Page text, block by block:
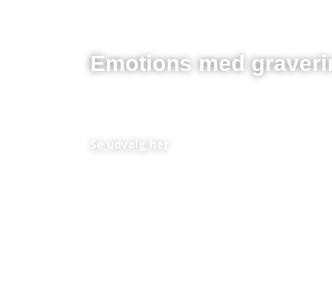
Emotions med
Se udvalg her